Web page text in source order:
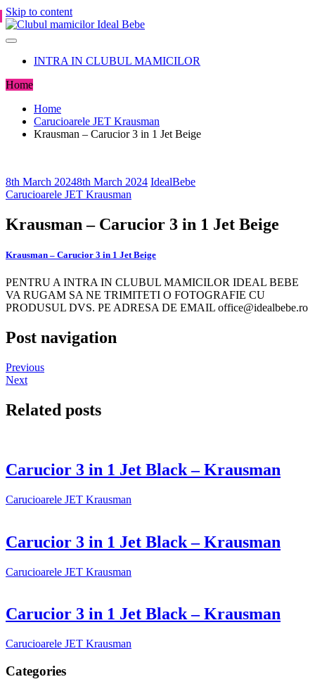
Skip to content
INTRA IN CLUBUL MAMICILOR
Home
Home
Carucioarele JET Krausman
Krausman – Carucior 3 in 1 Jet Beige
8th March 20248th March 2024 IdealBebe
Carucioarele JET Krausman
Krausman – Carucior 3 in 1 Jet Beige
Krausman – Carucior 3 in 1 Jet Beige
PENTRU A INTRA IN CLUBUL MAMICILOR IDEAL BEBE
VA RUGAM SA NE TRIMITETI O FOTOGRAFIE CU
PRODUSUL DVS. PE ADRESA DE EMAIL office@idealbebe.ro
Post navigation
Previous
Next
Related posts
Carucior 3 in 1 Jet Black – Krausman
Carucioarele JET Krausman
Carucior 3 in 1 Jet Black – Krausman
Carucioarele JET Krausman
Carucior 3 in 1 Jet Black – Krausman
Carucioarele JET Krausman
Categories